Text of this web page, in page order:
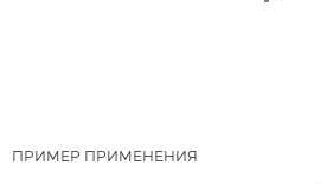
ПРИМЕР ПРИМЕНЕНИЯ